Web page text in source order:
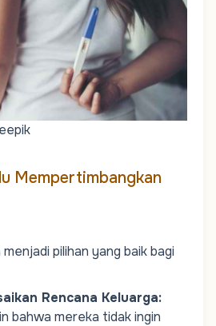
Mempertimbangkan
pilihan yang baik bagi
Rencana Keluarga:
bahwa mereka tidak ingin